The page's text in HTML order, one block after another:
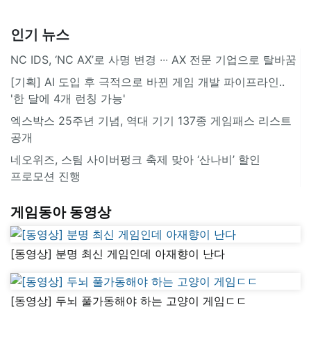
인기 뉴스
NC IDS, ‘NC AX’로 사명 변경 ∙∙∙ AX 전문 기업으로 탈바꿈
[기획] AI 도입 후 극적으로 바뀐 게임 개발 파이프라인..
'한 달에 4개 런칭 가능'
엑스박스 25주년 기념, 역대 기기 137종 게임패스 리스트
공개
네오위즈, 스팀 사이버펑크 축제 맞아 ‘산나비’ 할인
프로모션 진행
게임동아 동영상
[동영상] 분명 최신 게임인데 아재향이 난다
[동영상] 두뇌 풀가동해야 하는 고양이 게임ㄷㄷ